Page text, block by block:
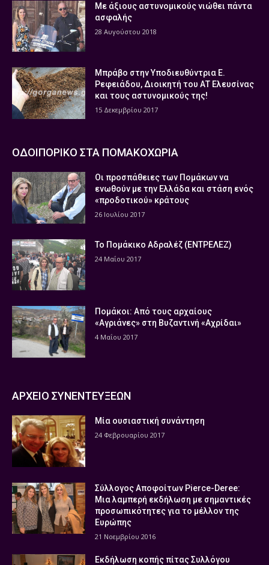
Με άξιους αστυνομικούς νιώθει πάντα
ασφαλής
28 Αυγούστου 2018
Μπράβο στην Υποδιευθύντρια Ε.
Ρεφειάδου, Διοικητή του ΑΤ Ελευσίνας
και τους αστυνομικούς της!
15 Δεκεμβρίου 2017
ΟΔΟΙΠΟΡΙΚΟ ΣΤΑ ΠΟΜΑΚΟΧΩΡΙΑ
Οι προσπάθειες των Πομάκων να
ενωθούν με την Ελλάδα και στάση ενός
«προδοτικού» κράτους
26 Ιουλίου 2017
Το Πομάκικο Αδραλέζ (ΕΝΤΡΕΛΕΖ)
24 Μαΐου 2017
Πομάκοι: Από τους αρχαίους
«Αγριάνες» στη Βυζαντινή «Αχρίδαι»
4 Μαΐου 2017
ΑΡΧΕΙΟ ΣΥΝΕΝΤΕΥΞΕΩΝ
Μία ουσιαστική συνάντηση
24 Φεβρουαρίου 2017
Σύλλογος Αποφοίτων Pierce-Deree:
Μια λαμπερή εκδήλωση με σημαντικές
προσωπικότητες για το μέλλον της
Ευρώπης
21 Νοεμβρίου 2016
Εκδήλωση κοπής πίτας Συλλόγου